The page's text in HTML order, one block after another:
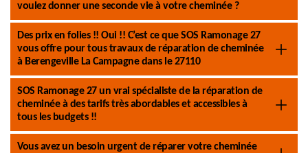
voulez donner une seconde vie à votre cheminée ?
Des prix en folies !! Oui !! C’est ce que SOS Ramonage 27
vous offre pour tous travaux de réparation de cheminée
à Berengeville La Campagne dans le 27110
SOS Ramonage 27 un vrai spécialiste de la réparation de
cheminée à des tarifs très abordables et accessibles à
tous les budgets !!
Vous avez un besoin urgent de réparer votre cheminée